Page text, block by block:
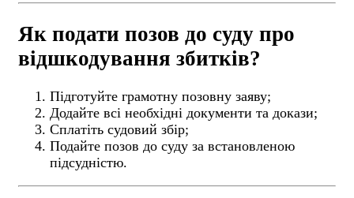
Як подати позов до суду про
відшкодування збитків?
Підготуйте грамотну позовну заяву;
Додайте всі необхідні документи та докази;
Сплатіть судовий збір;
Подайте позов до суду за встановленою
підсудністю.